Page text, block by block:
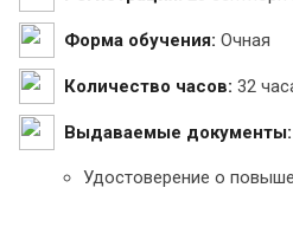
Форма обучения: Очная
Количество часов: 32
Выдаваемые документы:
Удостоверение о